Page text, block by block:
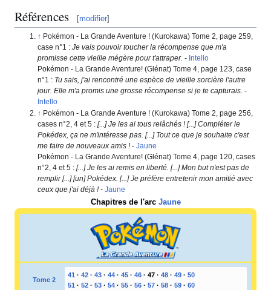
Références [modifier]
Pokémon - La Grande Aventure ! (Kurokawa) Tome 2, page 259,
case n°1 :Je vais pouvoir toucher la récompense que m'a
promisse cette vieille mégère pour t'attraper. - Intello
Pokémon - La Grande Aventure! (Glénat) Tome 4, page 123, case
n°1 : Tu sais, j'ai rencontré une espèce de vieille sorcière l'autre
jour. Elle m'a promis une grosse récompense si je te capturais. -
Intello
Pokémon - La Grande Aventure ! (Kurokawa) Tome 2, page 256,
cases n°2, 4 et 5 :[...] Je les ai tous relâchés ! [...] Compléter le
Pokédex, ça ne m'intéresse pas. [...] Tout ce que je souhaite c'est
me faire de nouveaux amis !-Jaune
Pokémon - La Grande Aventure! (Glénat) Tome 4, page 120, cases
n°2, 4 et 5 :[...] Je les ai remis en liberté. [...] Mon but n'est pas de
remplir [...] [un] Pokédex. [...] Je préfère entretenir mon amitié avec
ceux que j'ai déjà !-Jaune
Chapitres de l'arc Jaune
Tome 2
41 · 42 · 43 · 44 · 45 · 46 · 47 · 48 · 49 · 50
51 · 52 · 53 · 54 · 55 · 56 · 57 · 58 · 59 · 60